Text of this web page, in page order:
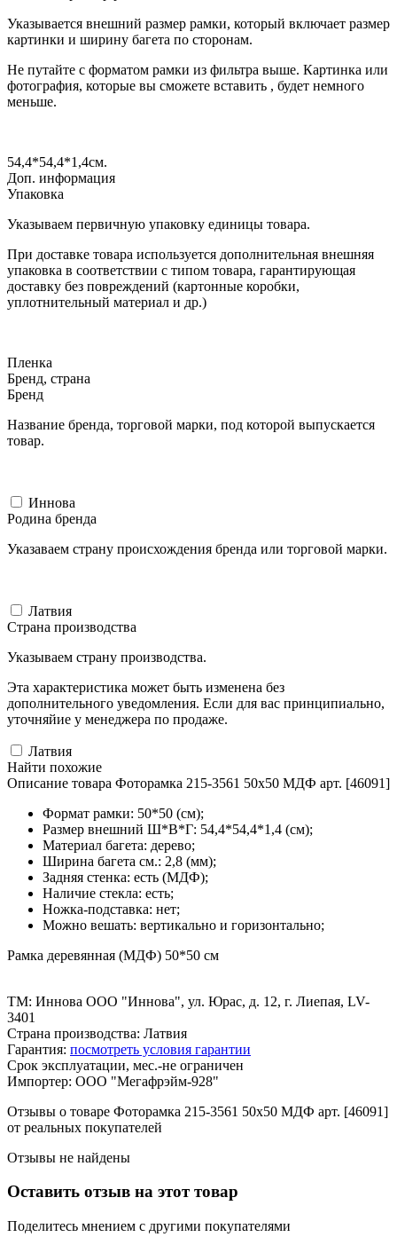
Указывается внешний размер рамки, который включает размер
картинки и ширину багета по сторонам.
Не путайте с форматом рамки из фильтра выше. Картинка или
фотография, которые вы сможете вставить , будет немного
меньше.
54,4*54,4*1,4см.
Доп. информация
Упаковка
Указываем первичную упаковку единицы товара.
При доставке товара используется дополнительная внешняя
упаковка в соответствии с типом товара, гарантирующая
доставку без повреждений (картонные коробки,
уплотнительный материал и др.)
Пленка
Бренд, страна
Бренд
Название бренда, торговой марки, под которой выпускается
товар.
Иннова
Родина бренда
Указаваем страну происхождения бренда или торговой марки.
Латвия
Страна производства
Указываем страну производства.
Эта характеристика может быть изменена без
дополнительного уведомления. Если для вас принципиально,
уточняйие у менеджера по продаже.
Латвия
Найти похожие
Описание товара Фоторамка 215-3561 50x50 МДФ арт. [46091]
Формат рамки: 50*50 (см);
Размер внешний Ш*В*Г: 54,4*54,4*1,4 (см);
Материал багета: дерево;
Ширина багета см.: 2,8 (мм);
Задняя стенка: есть (МДФ);
Наличие стекла: есть;
Ножка-подставка: нет;
Можно вешать: вертикально и горизонтально;
Рамка деревянная (МДФ) 50*50 см
ТМ: Иннова ООО "Иннова", ул. Юрас, д. 12, г. Лиепая, LV-
3401
Страна производства: Латвия
Гарантия: посмотреть условия гарантии
Срок эксплуатации, мес.-не ограничен
Импортер: ООО "Мегафрэйм-928"
Отзывы о товаре Фоторамка 215-3561 50x50 МДФ арт. [46091]
от реальных покупателей
Отзывы не найдены
Оставить отзыв на этот товар
Поделитесь мнением с другими покупателями